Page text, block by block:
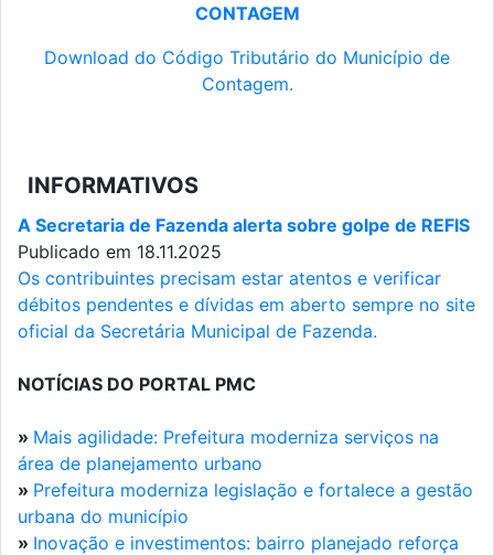
CONTAGEM
Download do Código Tributário do Município de
Contagem.
INFORMATIVOS
A Secretaria de Fazenda alerta sobre golpe de REFIS
Publicado em 18.11.2025
Os contribuintes precisam estar atentos e verificar
débitos pendentes e dívidas em aberto sempre no site
oficial da Secretária Municipal de Fazenda.
NOTÍCIAS DO PORTAL PMC
» Mais agilidade: Prefeitura moderniza serviços na
área de planejamento urbano
» Prefeitura moderniza legislação e fortalece a gestão
urbana do município
» Inovação e investimentos: bairro planejado reforça